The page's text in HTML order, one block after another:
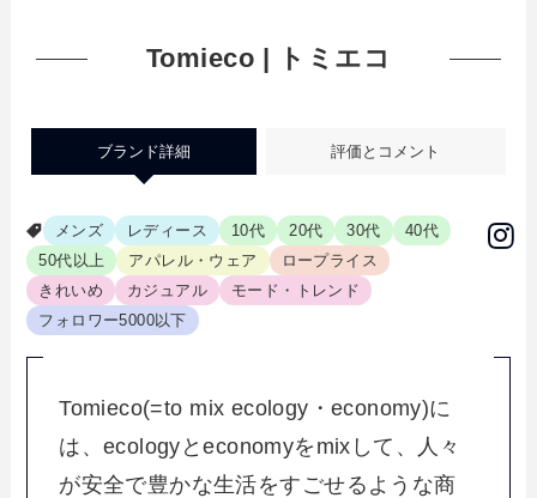
Tomieco | トミエコ
ブランド詳細 評価とコメント
メンズ レディース 10代 20代 30代
40代
50代以上
アパレル・ウェア
ロープライス
きれいめ
カジュアル
モード・トレンド
フォロワー5000以下
Tomieco(=to mix ecology・economy)に
は、ecologyとeconomyをmixして、人々
が安全で豊かな生活をすごせるような商